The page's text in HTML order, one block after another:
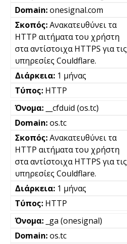
onesignal.com
Ανακατευθύνει τα
HTTP αιτήματα του χρήστη
στα αντίστοιχα HTTPS για τις
υπηρεσίες Couldflare.
1 μήνας
HTTP
__cfduid (os.tc)
os.tc
Ανακατευθύνει τα
HTTP αιτήματα του χρήστη
στα αντίστοιχα HTTPS για τις
υπηρεσίες Couldflare.
1 μήνας
HTTP
_ga (onesignal)
os.tc